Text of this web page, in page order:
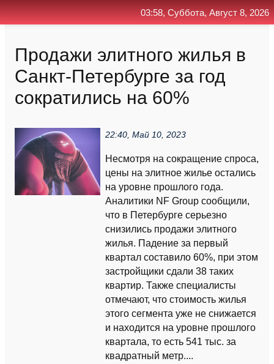
Продажи элитного жилья в
Санкт-Петербурге за год
сократились на 60%
22:40, Май 10, 2023
Несмотря на сокращение спроса,
цены на элитное жилье остались
на уровне прошлого года.
Аналитики NF Group сообщили,
что в Петербурге серьезно
снизились продажи элитного
жилья. Падение за первый
квартал составило 60%, при этом
застройщики сдали 38 таких
квартир. Также специалисты
отмечают, что стоимость жилья
этого сегмента уже не снижается
и находится на уровне прошлого
квартала, то есть 541 тыс. за
квадратный метр....
03:58, Суббота, Август 8, 2026